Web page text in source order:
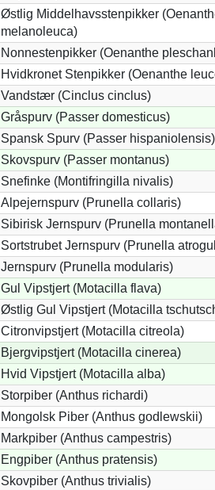
Østlig Middelhavsstenpikker
melanoleuca)
Nonnestenpikker (Oenanthe
Hvidkronet Stenpikker (Oenanthe
Vandstær (Cinclus cinclus)
Gråspurv (Passer domesticus)
Spansk Spurv (Passer hispaniolensis)
Skovspurv (Passer montanus)
Snefinke (Montifringilla nivalis)
Alpejernspurv (Prunella collaris)
Sibirisk Jernspurv (Prunella
Sortstrubet Jernspurv (Prunella
Jernspurv (Prunella modularis)
Gul Vipstjert (Motacilla flava)
Østlig Gul Vipstjert (Motacilla
Citronvipstjert (Motacilla citreola)
Bjergvipstjert (Motacilla cinerea)
Hvid Vipstjert (Motacilla alba)
Storpiber (Anthus richardi)
Mongolsk Piber (Anthus godlewskii)
Markpiber (Anthus campestris)
Engpiber (Anthus pratensis)
Skovpiber (Anthus trivialis)